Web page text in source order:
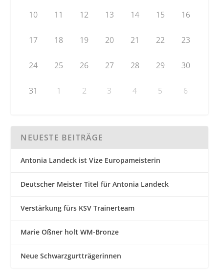
10 11 12 13 14 15 16
17 18 19 20 21 22 23
24 25 26 27 28 29 30
31 1 2 3 4 5 6
NEUESTE BEITRÄGE
Antonia Landeck ist Vize Europameisterin
Deutscher Meister Titel für Antonia Landeck
Verstärkung fürs KSV Trainerteam
Marie Oßner holt WM-Bronze
Neue Schwarzgurtträgerinnen